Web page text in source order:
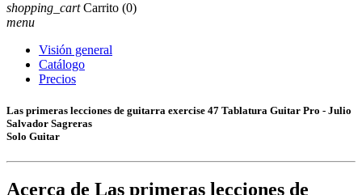
shopping_cart Carrito (0)
menu
Visión general
Catálogo
Precios
Las primeras lecciones de guitarra exercise 47 Tablatura Guitar Pro - Julio
Salvador Sagreras
Solo Guitar
Acerca de Las primeras lecciones de